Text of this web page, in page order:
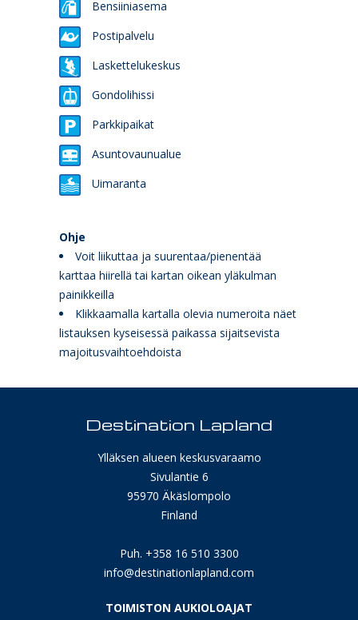
Bensiiniasema
Postipalvelu
Laskettelukeskus
Gondolihissi
Parkkipaikat
Asuntovaunualue
Uimaranta
Ohje
Voit liikuttaa ja suurentaa/pienentää
karttaa hiirellä tai kartan oikean yläkulman
painikkeilla
Klikkaamalla kartalla olevia numeroita näet
listauksen kyseisessä paikassa sijaitsevista
majoitusvaihtoehdoista
Destination Lapland
Ylläksen alueen keskusvaraamo
Sivulantie 6
95970 Äkäslompolo
Finland
Puh. +358 16 510 3300
info@destinationlapland.com
TOIMISTON AUKIOLOAJAT